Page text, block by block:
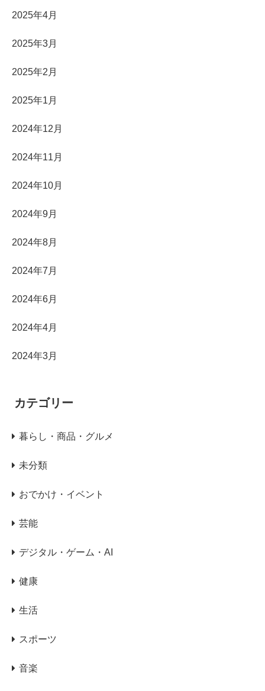
2025年4月
2025年3月
2025年2月
2025年1月
2024年12月
2024年11月
2024年10月
2024年9月
2024年8月
2024年7月
2024年6月
2024年4月
2024年3月
カテゴリー
暮らし・商品・グルメ
未分類
おでかけ・イベント
芸能
デジタル・ゲーム・AI
健康
生活
スポーツ
音楽